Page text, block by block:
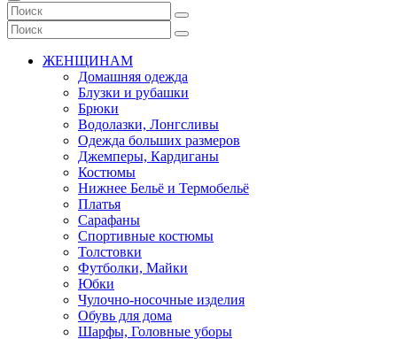
ЖЕНЩИНАМ
Домашняя одежда
Блузки и рубашки
Брюки
Водолазки, Лонгсливы
Одежда больших размеров
Джемперы, Кардиганы
Костюмы
Нижнее Бельё и Термобельё
Платья
Сарафаны
Спортивные костюмы
Толстовки
Футболки, Майки
Юбки
Чулочно-носочные изделия
Обувь для дома
Шарфы, Головные уборы